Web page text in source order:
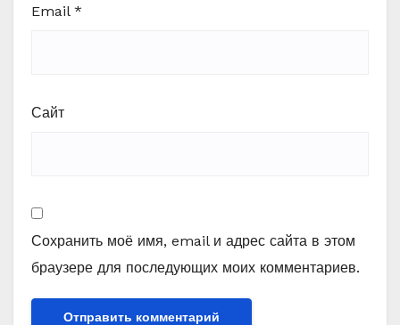
Email *
Сайт
Сохранить моё имя, email и адрес сайта в этом
браузере для последующих моих комментариев.